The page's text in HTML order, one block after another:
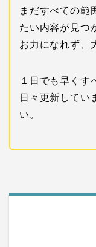
まだすべての範
たい内容が見つ
お力になれず、
１日でも早くす
日々更新してい
い。